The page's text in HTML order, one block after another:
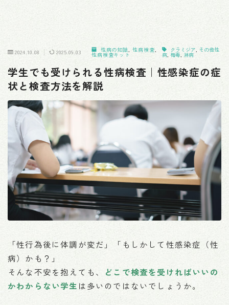
2024.10.08 2025.09.03 性病の知識 性病検査
性病検査キット
クラミジア その他性
病 ,梅毒 淋病
学生でも受けられる性病検査｜性感染症の症
状と検査方法を解説
「性行為後に体調が変だ」「もしかして性感染症（性
病）かも？」
そんな不安を抱えても、
どこで検査を受ければいいの
かわからない学生 は多いのではないでしょうか。